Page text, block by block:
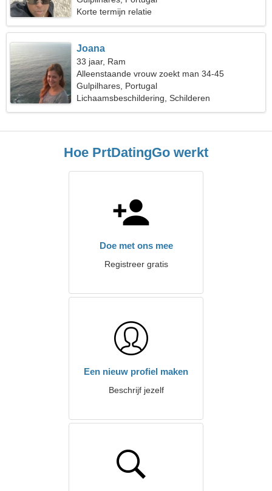
Korte termijn relatie
Joana
33 jaar, Ram
Alleenstaande vrouw zoekt man 34-45
Gulpilhares, Portugal
Lichaamsbeschildering, Schilderen
Hoe PrtDatingGo werkt
Doe met ons mee
Registreer gratis
Een nieuw profiel maken
Beschrijf jezelf